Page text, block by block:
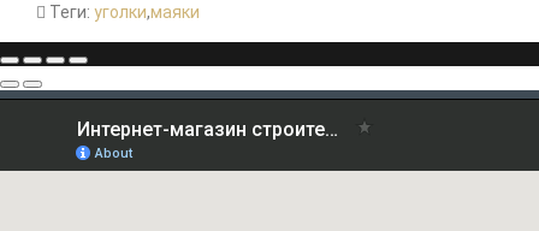
Теги: уголки,маяки